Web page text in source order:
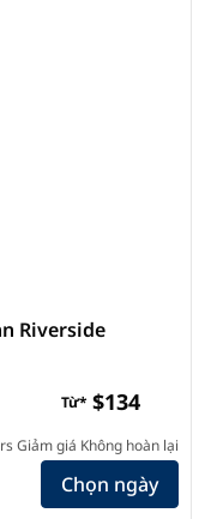
Riverside
Hội nghị Hampton
Từ* $134
Giảm giá Không hoàn lại
Chọn ngày